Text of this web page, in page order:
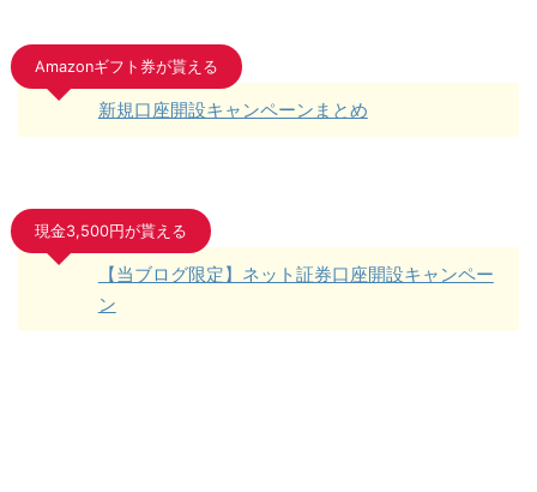
Amazonギフト券が貰える
新規口座開設キャンペーンまとめ
現金3,500円が貰える
【当ブログ限定】ネット証券口座開設キャンペー
ン